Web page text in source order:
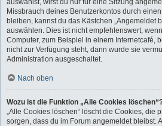
auswählst, wirst du nur für eine Sitzung
Missbrauch deines Benutzerkontos durch
bleiben, kannst du das Kästchen „Angemeldet
auswählen. Dies ist nicht empfehlenswert,
Computer, zum Beispiel in einem Internetcafé,
nicht zur Verfügung steht, dann wurde sie
Administration ausgeschaltet.
Nach oben
Wozu ist die Funktion „Alle Cookies
„Alle Cookies löschen“ löscht die Cookies, die
sorgen, dass du im Forum angemeldet bleibst.